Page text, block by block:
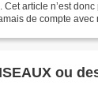
Cet article n’est
de compte avec
ou